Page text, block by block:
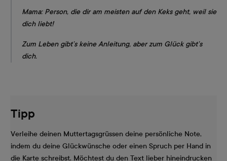
Mama: Person, die dir am meisten auf den Keks geht, weil sie
dich liebt!
Zum Leben gibt’s keine Anleitung, aber zum Glück gibt’s
dich.
Tipp
Verleihe deinen Muttertagsgrüssen deine persönliche Note,
indem du deine Glückwünsche oder einen Spruch per Hand in
die Karte schreibst. Möchtest du den Text lieber hineindrucken